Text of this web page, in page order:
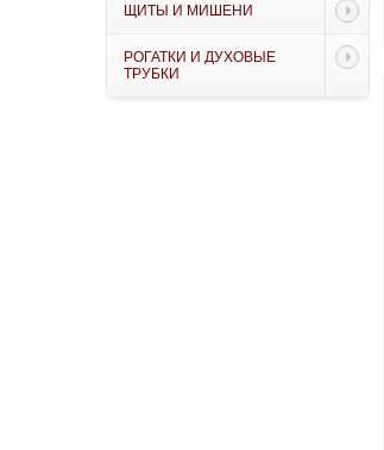
ЩИТЫ И МИШЕНИ
РОГАТКИ И ДУХОВЫЕ
ТРУБКИ